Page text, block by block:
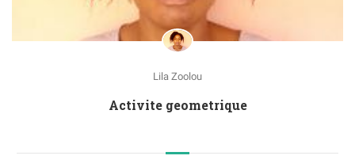
Lila Zoolou
Activite geometrique